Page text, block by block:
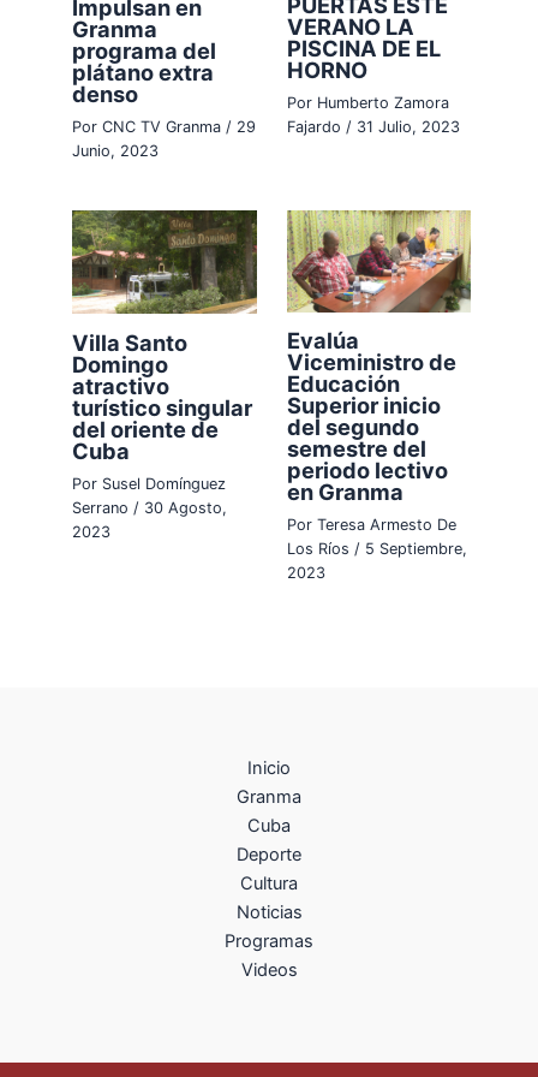
Impulsan en
Granma
programa del
plátano extra
denso
PorCNC TV Granma / 29
Junio, 2023
VERANO LA
PISCINA DE EL
HORNO
Por Humberto Zamora
Fajardo / 31 Julio, 2023
Villa Santo
Domingo
atractivo
turístico singular
del oriente de
Cuba
Por Susel Domínguez
Serrano/ 30 Agosto,
2023
Evalúa
Viceministro de
Educación
Superior inicio
del segundo
semestre del
periodo lectivo
en Granma
Por Teresa Armesto De
Los Ríos / 5 Septiembre,
2023
Inicio
Granma
Cuba
Deporte
Cultura
Noticias
Programas
Videos